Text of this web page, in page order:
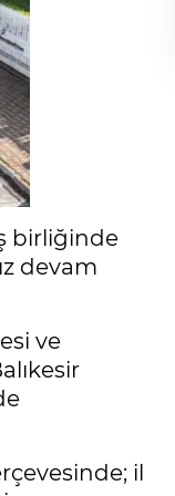
birliğinde
devam
ve
il